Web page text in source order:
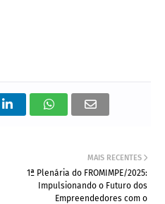
MAIS RECENTES
1ª Plenária do FROMIMPE/2025:
Impulsionando o Futuro dos
Empreendedores com o